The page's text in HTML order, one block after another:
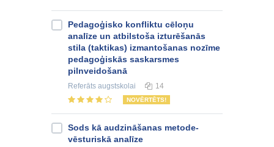
Pedagoģisko konfliktu cēloņu
analīze un atbilstoša izturēšanās
stila (taktikas) izmantošanas nozīme
pedagoģiskās saskarsmes
pilnveidošanā
Referāts augstskolai 14
NOVĒRTĒTS!
Sods kā audzināšanas metode-
vēsturiskā analīze